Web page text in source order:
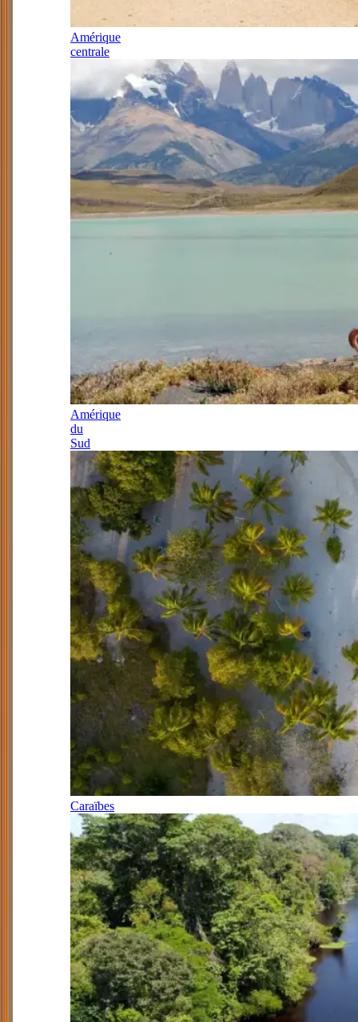
Amérique
centrale
Amérique
du
Sud
Caraïbes